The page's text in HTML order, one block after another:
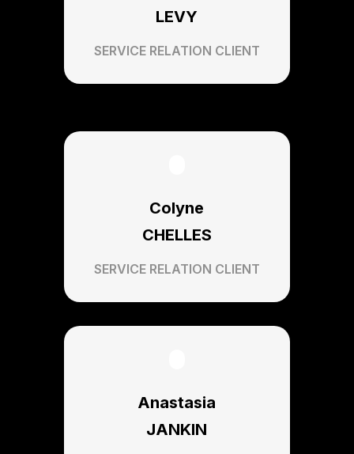
LEVY
SERVICE RELATION CLIENT
Colyne
CHELLES
SERVICE RELATION CLIENT
Anastasia
JANKIN